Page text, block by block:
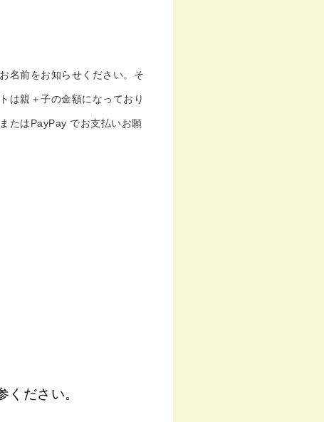
名前をお知らせください。そ
は親＋子の金額になっており
たはPayPay でお支払いお願
ださい。